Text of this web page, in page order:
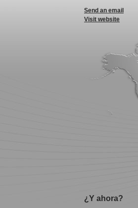
Send an email
Visit website
¿Y ahora?